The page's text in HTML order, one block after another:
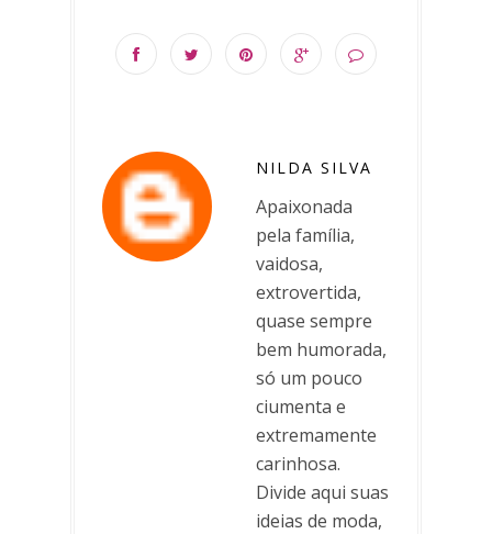
NILDA SILVA
Apaixonada
pela família,
vaidosa,
extrovertida,
quase sempre
bem humorada,
só um pouco
ciumenta e
extremamente
carinhosa.
Divide aqui suas
ideias de moda,